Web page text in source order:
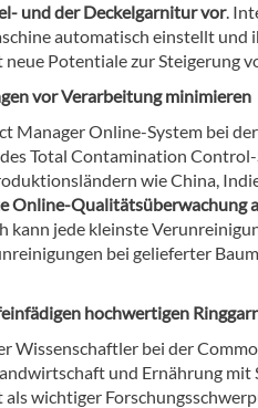
und der Deckelgarnitur vor.
automatisch einstellt
Potentiale zur
vor Verarbeitung minimieren
Manager Online-System bei
Total Contamination
wie China,
Online-Qualitätsüberwachung
kann jede kleinste
bei gelieferter
hochwertigen
Wissenschaftler bei der
und Ernährung
wichtiger